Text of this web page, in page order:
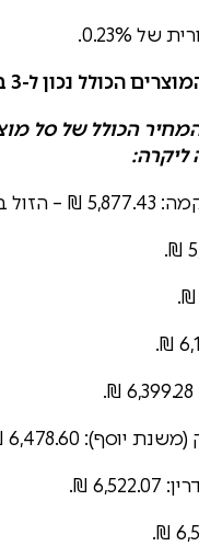
0.23%.
נכון ל-3 בינואר 2025
הכולל של סל
ליקרה: